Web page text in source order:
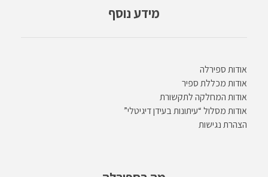
מידע נוסף
אודות ספירלה
אודות מכללת ספיר
אודות המחלקה לתקשורת
אודות מסלול “עיתונות בעידן דיגיטלי”
הצהרת נגישות